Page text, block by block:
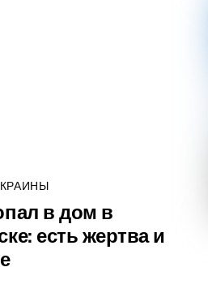
в дом в
есть жертва и